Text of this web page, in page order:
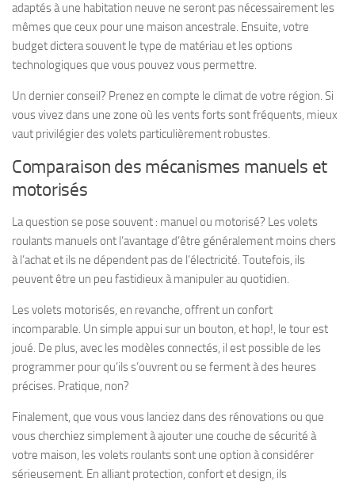
adaptés à une habitation neuve ne seront pas nécessairement les
mêmes que ceux pour une maison ancestrale. Ensuite, votre
budget dictera souvent le type de matériau et les options
technologiques que vous pouvez vous permettre.
Un dernier conseil? Prenez en compte le climat de votre région. Si
vous vivez dans une zone où les vents forts sont fréquents, mieux
vaut privilégier des volets particulièrement robustes.
Comparaison des mécanismes manuels et
motorisés
La question se pose souvent : manuel ou motorisé? Les volets
roulants manuels ont l’avantage d’être généralement moins chers
à l’achat et ils ne dépendent pas de l’électricité. Toutefois, ils
peuvent être un peu fastidieux à manipuler au quotidien.
Les volets motorisés, en revanche, offrent un confort
incomparable. Un simple appui sur un bouton, et hop!, le tour est
joué. De plus, avec les modèles connectés, il est possible de les
programmer pour qu’ils s’ouvrent ou se ferment à des heures
précises. Pratique, non?
Finalement, que vous vous lanciez dans des rénovations ou que
vous cherchiez simplement à ajouter une couche de sécurité à
votre maison, les volets roulants sont une option à considérer
sérieusement. En alliant protection, confort et design, ils